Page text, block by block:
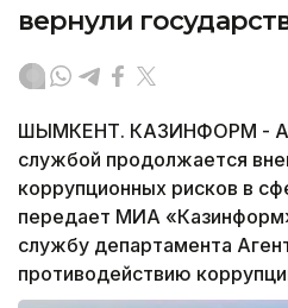
вернули
ШЫМКЕНТ. КАЗИНФОРМ -
службой продолжается
коррупционных рисков в
передает МИА
службу департамента
противодействию